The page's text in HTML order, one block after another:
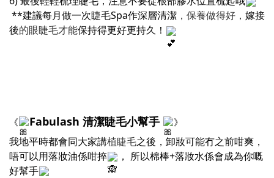
**建議每月做一次睫毛Spa作深層清潔 ，保養做得好， 嫁接
後的眼睫毛才能保持得更好更持久！
《 Fabulash 清潔睫毛小幫手 》
我地平時都會同大家講植睫毛之後，卸妝可能冇之前咁爽，
唔可以用落妝油係咁捽
， 所以棉棒+落妝水係會成為你嘅
好幫手